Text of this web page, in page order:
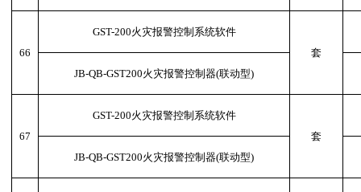
66
GST-200火灾报警控制系统软件
套
JB-QB-GST200火灾报警控制器(联动型)
67
GST-200火灾报警控制系统软件
套
JB-QB-GST200火灾报警控制器(联动型)